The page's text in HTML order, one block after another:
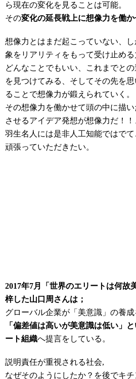
ら現在の変化を見ることは可能。
その変化の延長戦上に想像力を働か
想像力とはまだ起こっていない、
象をリアリティをもって受け止める
どんなことでもいい、これまでと
を見つけてみる、そしてその先を
ることで想像力が鍛えられていく。
その想像力を働かせて頭の中に描
させるアイデア発想が想像力だ！！
羽生名人には是非人工知能ではで
頑張っていただきたい。
2017年7月「 世界のエリートは何故
梓した山口周さんは；
グローバル企業が「美意識」の養
「偏差値は高いが美意識は低い」
ート組織へ提言をしている。
説明責任が重視される社会,
なぜそのようにしたか？を後でキ